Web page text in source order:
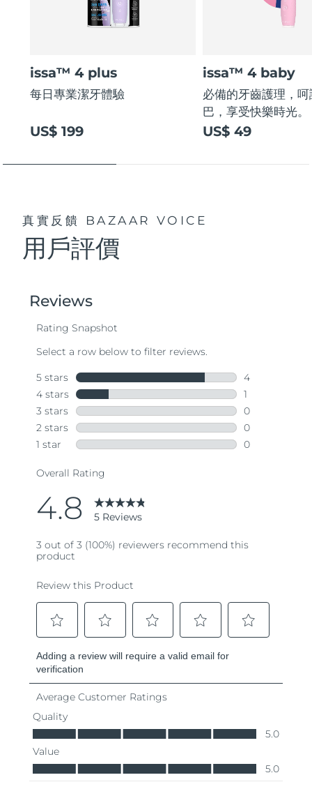
issa™ 4 plus
每日專業潔牙體驗
US$ 199
issa™ 4 baby
必備的牙齒護理，
巴，享受快樂時光。
US$ 49
真實反饋 BAZAAR VOICE
用戶評價